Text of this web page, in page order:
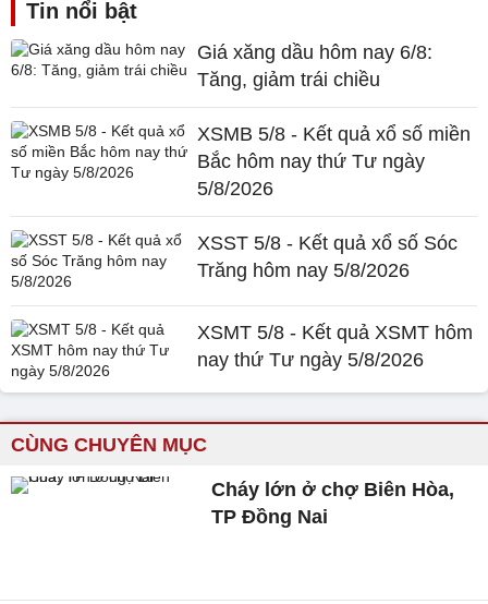
Tin nổi bật
Giá xăng dầu hôm nay 6/8:
Tăng, giảm trái chiều
XSMB 5/8 - Kết quả xổ số miền
Bắc hôm nay thứ Tư ngày
5/8/2026
XSST 5/8 - Kết quả xổ số Sóc
Trăng hôm nay 5/8/2026
XSMT 5/8 - Kết quả XSMT hôm
nay thứ Tư ngày 5/8/2026
CÙNG CHUYÊN MỤC
Cháy lớn ở chợ Biên Hòa,
TP Đồng Nai